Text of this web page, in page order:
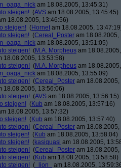
am 18.08.2005, 13:45:31)
steigen! (AVS am 18.08.2005, 13:45:45)
18.08.2005, 13:46:56)
steigen! (Hornet am 18.08.2005,
steigen! (Cereal_Poster am 18.08.2005,
am 18.08.2005, 13:51:05)
steigen! (M.A. Morpheus am
18.08.2005, 13:53:58)
steigen! (M.A. Morpheus am
am 18.08.2005, 13:55:09)
steigen! (Cereal_Poster am
18.08.2005, 13:56:06)
steigen! (AVS am 18.08.2005, 13:56:15)
steigen! (Kub am 18.08.2005, 13:57:16)
18.08.2005, 13:57:32)
steigen! (Kub am 18.08.2005, 13:57:40)
steigen! (Cereal_Poster am
steigen! (Kub am 18.08.2005, 13:58:04)
steigen! (kasiquasi am 18.08.2005,
steigen! (Cereal_Poster am
steigen! (Kub am 18.08.2005, 13:58:58)
steigen! ( _lion_
am 18.08.2005,